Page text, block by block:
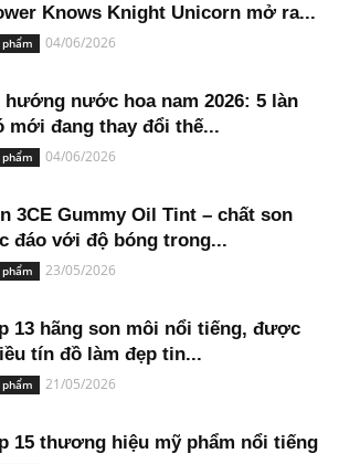
Knows Knight Unicorn mở ra...
phẩm 04/06/2026
hướng nước hoa nam 2026: 5 làn
mới đang thay đổi thế...
phẩm 04/06/2026
3CE Gummy Oil Tint – chất son
đáo với độ bóng trong...
phẩm 23/05/2026
13 hãng son môi nổi tiếng, được
tín đồ làm đẹp tin...
phẩm 21/05/2026
15 thương hiệu mỹ phẩm nổi tiếng